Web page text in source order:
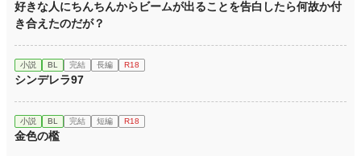
好きな人にちんちんからビームが出ることを告白したら何故か付
き合えたのだが？
小説 BL 完結 長編 R18
シンデレラ97
小説 BL 完結 短編 R18
金色の檻